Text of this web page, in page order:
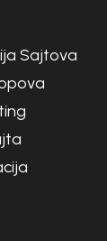
Sajtova